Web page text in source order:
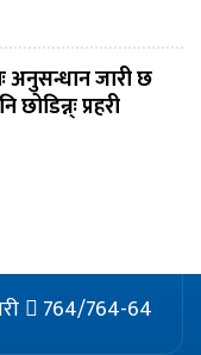
अनुसन्धान जारी छ
प्रहरी
764/764-64